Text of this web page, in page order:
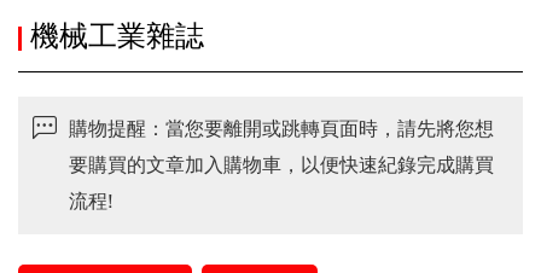
機械工業雜誌
購物提醒：當您要離開或跳轉頁面時，請先將您想
要購買的文章加入購物車，以便快速紀錄完成購買
流程!